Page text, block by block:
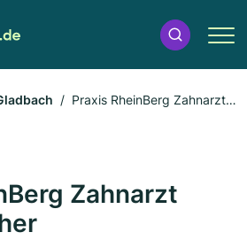
Praxis RheinBerg Zahnarzt
Zahnarzt